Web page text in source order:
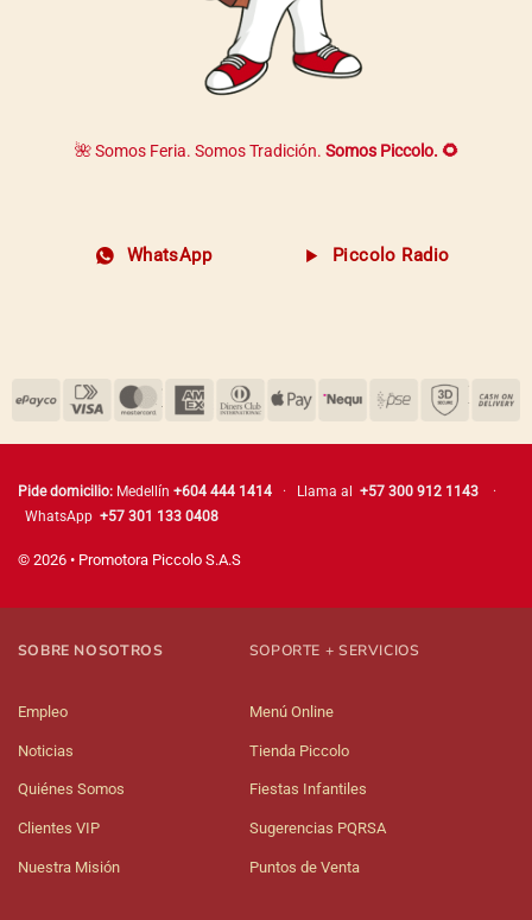
🌺 Somos Feria. Somos Tradición. Somos Piccolo. 🌻
WhatsApp Piccolo Radio
Pide domicilio: Medellín +604 444 1414 · Llama al +57 300 912 1143
·
WhatsApp +57 301 133 0408
© 2026 • Promotora Piccolo S.A.S
SOBRE NOSOTROS
Empleo
Noticias
Quiénes Somos
Clientes VIP
Nuestra Misión
SOPORTE + SERVICIOS
Menú Online
Tienda Piccolo
Fiestas Infantiles
Sugerencias PQRSA
Puntos de Venta